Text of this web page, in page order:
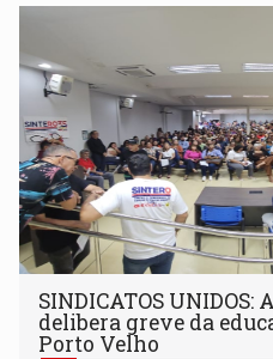
SINDICATOS UNIDOS:
delibera greve da
Porto Velho